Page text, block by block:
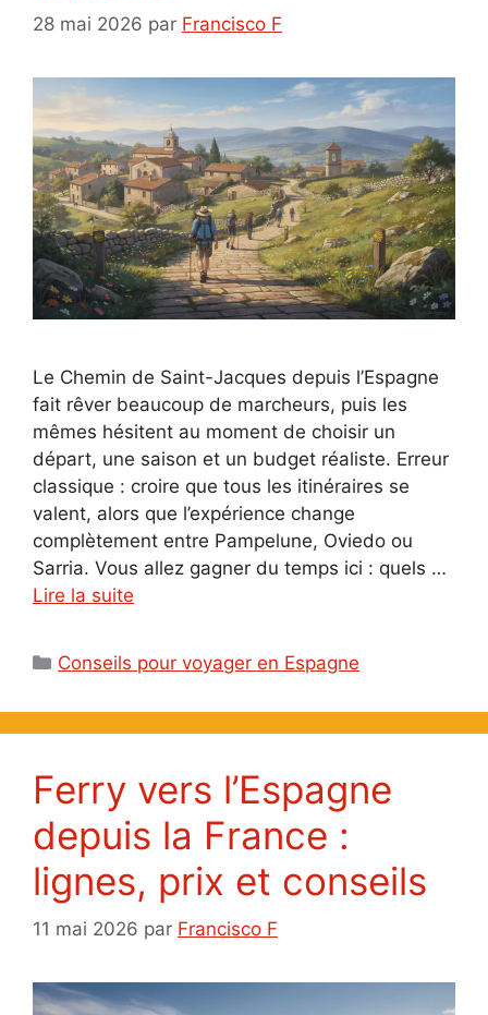
28 mai 2026 par Francisco F
Le Chemin de Saint-Jacques depuis l’Espagne
fait rêver beaucoup de marcheurs, puis les
mêmes hésitent au moment de choisir un
départ, une saison et un budget réaliste. Erreur
classique : croire que tous les itinéraires se
valent, alors que l’expérience change
complètement entre Pampelune, Oviedo ou
Sarria. Vous allez gagner du temps ici : quels …
Lire la suite
Catégories
Conseils pour voyager en Espagne
Ferry vers l’Espagne
depuis la France :
lignes, prix et conseils
11 mai 2026 par Francisco F